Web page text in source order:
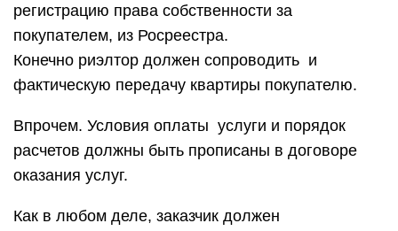
регистрацию права собственности за
покупателем, из Росреестра.
Конечно риэлтор должен сопроводить и
фактическую передачу квартиры покупателю.
Впрочем. Условия оплаты услуги и порядок
расчетов должны быть прописаны в договоре
оказания услуг.
Как в любом деле, заказчик должен